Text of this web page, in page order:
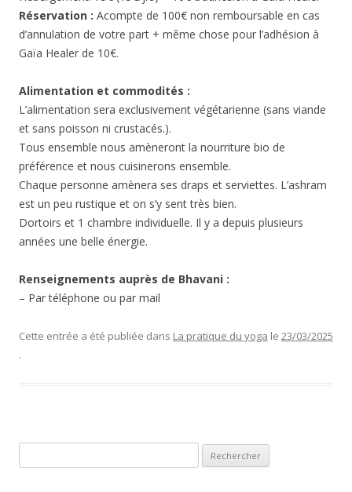
Réservation : Acompte de 100€ non remboursable en cas
d’annulation de votre part + même chose pour l’adhésion à
Gaïa Healer de 10€.
Alimentation et commodités :
L’alimentation sera exclusivement végétarienne (sans viande
et sans poisson ni crustacés.).
Tous ensemble nous amèneront la nourriture bio de
préférence et nous cuisinerons ensemble.
Chaque personne amènera ses draps et serviettes. L’ashram
est un peu rustique et on s’y sent très bien.
Dortoirs et 1 chambre individuelle. Il y a depuis plusieurs
années une belle énergie.
Renseignements auprès de Bhavani :
– Par téléphone ou par mail
Cette entrée a été publiée dans La pratique du yoga le 23/03/2025
.